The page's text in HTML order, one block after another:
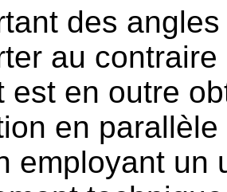
des
au
est en outre
en
employant un